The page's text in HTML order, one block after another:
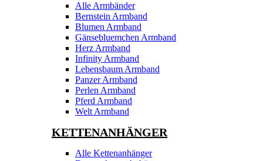
Alle Armbänder
Bernstein Armband
Blumen Armband
Gänsebluemchen Armband
Herz Armband
Infinity Armband
Lebensbaum Armband
Panzer Armband
Perlen Armband
Pferd Armband
Welt Armband
KETTENANHÄNGER
Alle Kettenanhänger